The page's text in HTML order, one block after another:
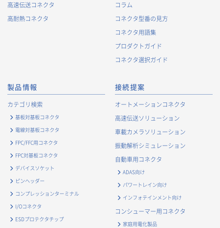
高速伝送コネクタ
高耐熱コネクタ
コラム
コネクタ型番の見方
コネクタ用語集
プロダクトガイド
コネクタ選択ガイド
製品情報
カテゴリ検索
基板対基板コネクタ
電線対基板コネクタ
FPC/FFC用コネクタ
FPC対基板コネクタ
デバイスソケット
ピンヘッダー
コンプレッションターミナル
I/Oコネクタ
ESDプロテクタチップ
接続提案
オートメーションコネクタ
高速伝送ソリューション
車載カメラソリューション
振動解析シミュレーション
自動車用コネクタ
ADAS向け
パワートレイン向け
インフォテインメント向け
コンシューマー用コネクタ
家庭用電化製品